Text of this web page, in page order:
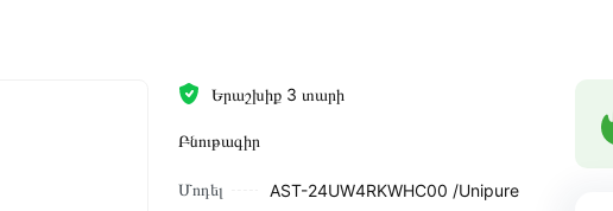
Երաշխիք 3 տարի
Բնութագիր
Մոդել
AST-24UW4RKWHC00 /Unipure